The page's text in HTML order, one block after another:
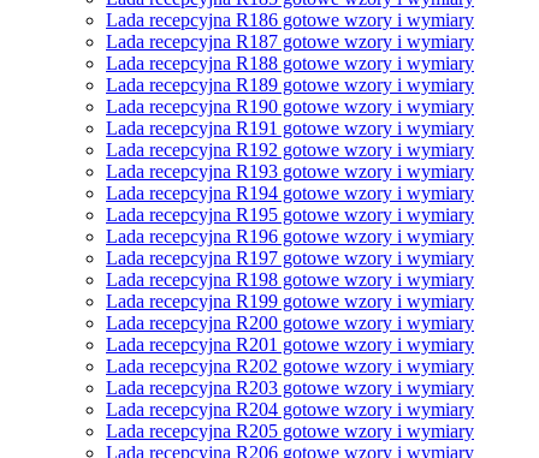
Lada recepcyjna R186 gotowe wzory i wymiary
Lada recepcyjna R187 gotowe wzory i wymiary
Lada recepcyjna R188 gotowe wzory i wymiary
Lada recepcyjna R189 gotowe wzory i wymiary
Lada recepcyjna R190 gotowe wzory i wymiary
Lada recepcyjna R191 gotowe wzory i wymiary
Lada recepcyjna R192 gotowe wzory i wymiary
Lada recepcyjna R193 gotowe wzory i wymiary
Lada recepcyjna R194 gotowe wzory i wymiary
Lada recepcyjna R195 gotowe wzory i wymiary
Lada recepcyjna R196 gotowe wzory i wymiary
Lada recepcyjna R197 gotowe wzory i wymiary
Lada recepcyjna R198 gotowe wzory i wymiary
Lada recepcyjna R199 gotowe wzory i wymiary
Lada recepcyjna R200 gotowe wzory i wymiary
Lada recepcyjna R201 gotowe wzory i wymiary
Lada recepcyjna R202 gotowe wzory i wymiary
Lada recepcyjna R203 gotowe wzory i wymiary
Lada recepcyjna R204 gotowe wzory i wymiary
Lada recepcyjna R205 gotowe wzory i wymiary
Lada recepcyjna R206 gotowe wzory i wymiary